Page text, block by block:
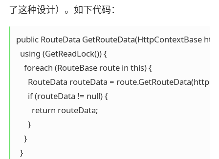
了这种设计）。如下代码：
public RouteData GetRouteData(HttpContextBase
  using (GetReadLock()) {
    foreach (RouteBase route in this) {
RouteData routeData =
      if (routeData != null) {
        return routeData;
      }
    }
  }